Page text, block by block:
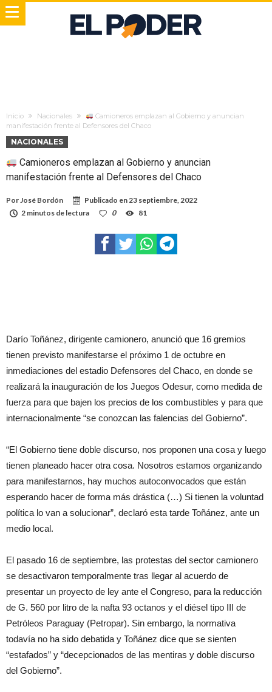
Inicio Nacionales
Camioneros emplazan al Gobierno y anuncian
manifestación frente al Defensores del Chaco
NACIONALES
Camioneros emplazan al Gobierno y anuncian
manifestación frente al Defensores del Chaco
PorJosé Bordón Publicado en23 septiembre, 2022
2 minutos de lectura
0 81
Darío Toñánez, dirigente camionero, anunció que 16 gremios
tienen previsto manifestarse el próximo 1 de octubre en
inmediaciones del estadio Defensores del Chaco, en donde se
realizará la inauguración de los Juegos Odesur, como medida de
fuerza para que bajen los precios de los combustibles y para que
internacionalmente “se conozcan las falencias del Gobierno”.
“El Gobierno tiene doble discurso, nos proponen una cosa y luego
tienen planeado hacer otra cosa. Nosotros estamos organizando
para manifestarnos, hay muchos autoconvocados que están
esperando hacer de forma más drástica (…) Si tienen la voluntad
política lo van a solucionar”, declaró esta tarde Toñánez, ante un
medio local.
El pasado 16 de septiembre, las protestas del sector camionero
se desactivaron temporalmente tras llegar al acuerdo de
presentar un proyecto de ley ante el Congreso, para la reducción
de G. 560 por litro de la nafta 93 octanos y el diésel tipo III de
Petróleos Paraguay (Petropar). Sin embargo, la normativa
todavía no ha sido debatida y Toñánez dice que se sienten
“estafados” y “decepcionados de las mentiras y doble discurso
del Gobierno”.